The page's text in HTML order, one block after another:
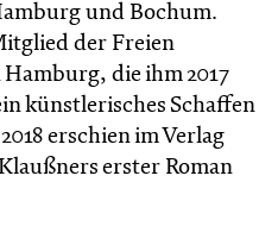
und Bochum.
der Freien
die ihm 2017
künstlerisches Schaffen
erschien im Verlag
erster Roman